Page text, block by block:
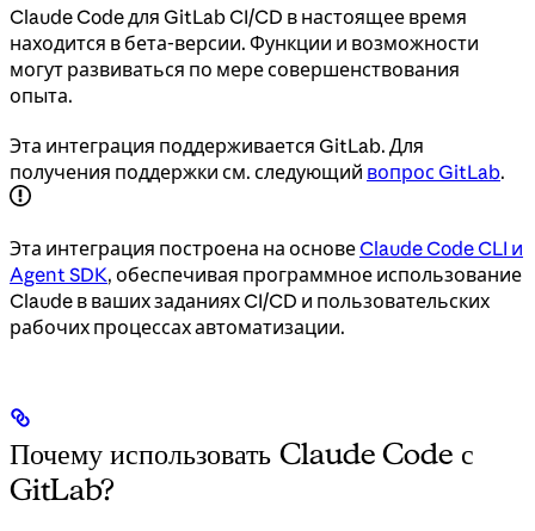
Claude Code для GitLab CI/CD в настоящее время
находится в бета-версии. Функции и возможности
могут развиваться по мере совершенствования
опыта.
Эта интеграция поддерживается GitLab. Для
получения поддержки см. следующий вопрос GitLab.
Эта интеграция построена на основеClaude Code CLI и
Agent SDK, обеспечивая программное использование
Claude в ваших заданиях CI/CD и пользовательских
рабочих процессах автоматизации.
Почему использовать Claude Code с
GitLab?